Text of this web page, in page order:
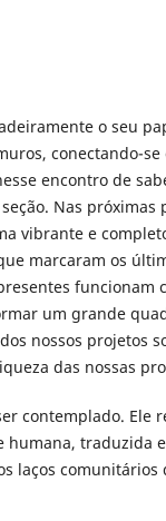
o seu
conectando-se
encontro de
Nas próximas
vibrante e
marcaram os
funcionam
um grande
nossos projetos
das nossas
contemplado. Ele
humana, traduzida
laços comunitários